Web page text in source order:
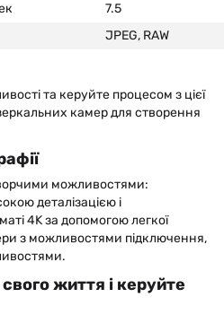
7.5
JPEG, RAW
та керуйте процесом з цієї
камер для створення
можливостями:
деталізацією і
4K за допомогою легкої
з можливостями підключення,
свого життя і керуйте